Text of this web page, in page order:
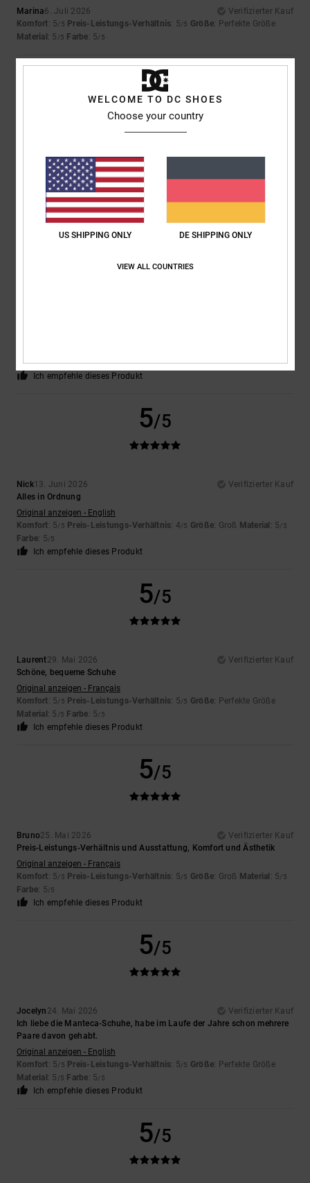
Marina6. Juli 2026
Verifizierter Kauf
Komfort: 5/5 Preis-Leistungs-Verhältnis: 5/5 Größe: Perfekte Größe
Material : 5 /5 Farbe: 5/5
5/5
Genau wie das vorherige
Original anzeigen - Português
Komfort: 5/5 Preis-Leistungs-Verhältnis
Farbe: 5/5
Farbe: 5/5
Ich empfehle dieses Produkt
5/5
Nick13. Juni 2026
Verifizierter Kauf
Alles in Ordnung
Original anzeigen - English
Komfort: 5/5 Preis-Leistungs-Verhältnis: 4/5 Größe: Groß Material : 5/5
Farbe: 5/5
Ich empfehle dieses Produkt
5/5
Laurent29. Mai 2026
Verifizierter Kauf
Schöne, bequeme Schuhe
Original anzeigen - Français
Komfort: 5/5 Preis-Leistungs-Verhältnis: 5/5 Größe: Perfekte Größe
Material : 5 /5 Farbe: 5/5
Ich empfehle dieses Produkt
5/5
Bruno25. Mai 2026
Verifizierter Kauf
Preis-Leistungs-Verhältnis und Ausstattung, Komfort und Ästhetik
Original anzeigen - Français
Komfort: 5/5 Preis-Leistungs-Verhältnis: 5/5 Größe: Groß Material : 5/5
Farbe: 5/5
Ich empfehle dieses Produkt
5/5
Jocelyn 24. Mai 2026
Verifizierter Kauf
Ich liebe die Manteca-Schuhe, habe im Laufe der Jahre schon mehrere
Paare davon gehabt.
Original anzeigen - English
Komfort: 5/5 Preis-Leistungs-Verhältnis: 5/5 Größe: Perfekte Größe
Material : 5 /5 Farbe: 5/5
Ich empfehle dieses Produkt
5/5
WELCOME TO DC SHOES
Choose your country
US SHIPPING ONLY DE SHIPPING ONLY
VIEW ALL COUNTRIES